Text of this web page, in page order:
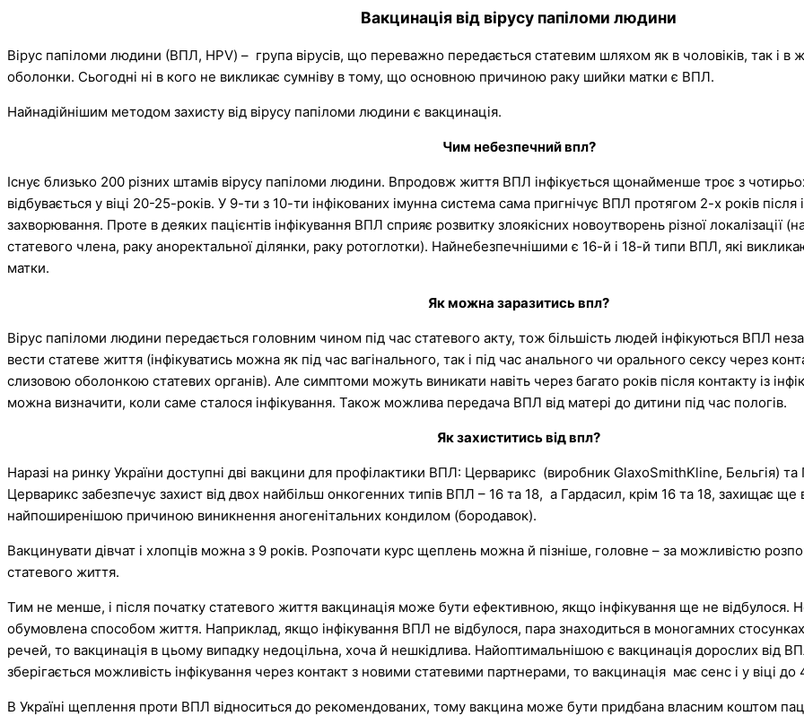
Вакцинація від вірусу папіломи людини
Вірус папіломи людини (ВПЛ, HPV) – група вірусів, що переважно передається статевим шляхом як в чоловіків, так і в
оболонки. Сьогодні ні в кого не викликає сумніву в тому, що основною причиною раку шийки матки є ВПЛ.
Найнадійнішим методом захисту від вірусу папіломи людини є вакцинація.
Чим небезпечний впл?
Існує близько 200 різних штамів вірусу папіломи людини. Впродовж життя ВПЛ інфікується щонайменше троє з
відбувається у віці 20-25-років. У 9-ти з 10-ти інфікованих імунна система сама пригнічує ВПЛ протягом 2-х років
захворювання. Проте в деяких пацієнтів інфікування ВПЛ сприяє розвитку злоякісних новоутворень різної локалізації
статевого члена, раку аноректальної ділянки, раку ротоглотки). Найнебезпечнішими є 16-й і 18-й типи ВПЛ, які
матки.
Як можна заразитись впл?
Вірус папіломи людини передається головним чином під час статевого акту, тож більшість людей інфікуються ВПЛ
вести статеве життя (інфікуватись можна як під час вагінального, так і під час анального чи орального сексу через
слизовою оболонкою статевих органів). Але симптоми можуть виникати навіть через багато років після контакту із
можна визначити, коли саме сталося інфікування. Також можлива передача ВПЛ від матері до дитини під час пологів.
Як захиститись від впл?
Наразі на ринку України доступні дві вакцини для профілактики ВПЛ: Церварикс (виробник GlaxoSmithKline, Бельгія) та
Церварикс забезпечує захист від двох найбільш онкогенних типів ВПЛ – 16 та 18, а Гардасил, крім 16 та 18, захищає ще
найпоширенішою причиною виникнення аногенітальних кондилом (бородавок).
Вакцинувати дівчат і хлопців можна з 9 років. Розпочати курс щеплень можна й пізніше, головне – за можливістю
статевого життя.
Тим не менше, і після початку статевого життя вакцинація може бути ефективною, якщо інфікування ще не відбулося.
обумовлена способом життя. Наприклад, якщо інфікування ВПЛ не відбулося, пара знаходиться в моногамних
речей, то вакцинація в цьому випадку недоцільна, хоча й нешкідлива. Найоптимальнішою є вакцинація дорослих від
зберігається можливість інфікування через контакт з новими статевими партнерами, то вакцинація має сенс і у віці до
В Україні щеплення проти ВПЛ відноситься до рекомендованих, тому вакцина може бути придбана власним коштом